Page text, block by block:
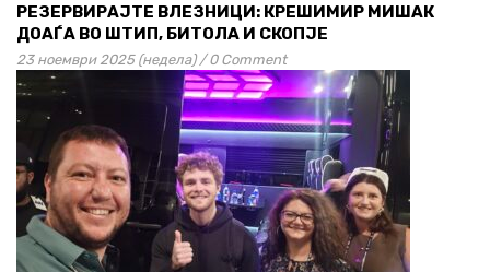
РЕЗЕРВИРАЈТЕ ВЛЕЗНИЦИ: КРЕШИМИР МИШАК
ДОАЃА ВО ШТИП, БИТОЛА И СКОПЈЕ
23 ноември 2025 (недела) / 0 Comment